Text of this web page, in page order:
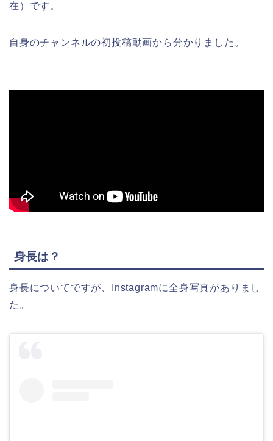
在）です。
自身のチャンネルの初投稿動画から分かりました。
身長は？
身長についてですが、Instagramに全身写真がありまし
た。